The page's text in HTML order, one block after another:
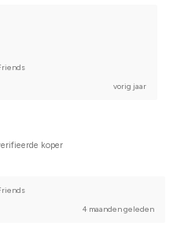
vorig jaar
koper
4 maanden geleden